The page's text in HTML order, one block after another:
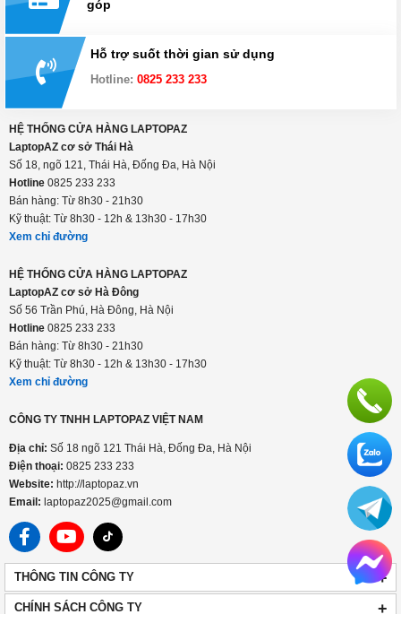
góp
Hỗ trợ suốt thời gian sử dụng
Hotline: 0825 233 233
HỆ THỐNG CỬA HÀNG LAPTOPAZ
LaptopAZ cơ sở Thái Hà
Số 18, ngõ 121, Thái Hà, Đống Đa, Hà Nội
Hotline 0825 233 233
Bán hàng: Từ 8h30 - 21h30
Kỹ thuật: Từ 8h30 - 12h & 13h30 - 17h30
Xem chỉ đường
HỆ THỐNG CỬA HÀNG LAPTOPAZ
LaptopAZ cơ sở Hà Đông
Số 56 Trần Phú, Hà Đông, Hà Nội
Hotline 0825 233 233
Bán hàng: Từ 8h30 - 21h30
Kỹ thuật: Từ 8h30 - 12h & 13h30 - 17h30
Xem chỉ đường
CÔNG TY TNHH LAPTOPAZ VIỆT NAM
Địa chỉ: Số 18 ngõ 121 Thái Hà, Đống Đa, Hà Nội
Điện thoại: 0825 233 233
Website: http://laptopaz.vn
Email: laptopaz2025@gmail.com
THÔNG TIN CÔNG TY +
CHÍNH SÁCH CÔNG TY +